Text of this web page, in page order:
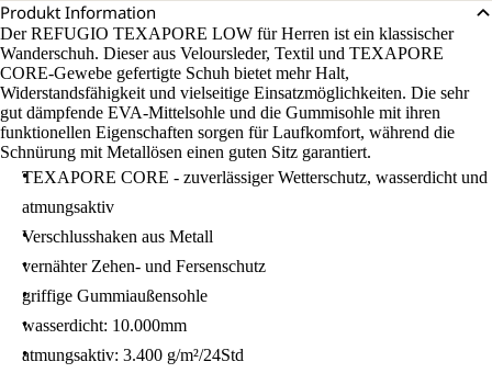
Produkt Information
Der REFUGIO TEXAPORE LOW für Herren ist ein klassischer
Wanderschuh. Dieser aus Veloursleder, Textil und TEXAPORE
CORE-Gewebe gefertigte Schuh bietet mehr Halt,
Widerstandsfähigkeit und vielseitige Einsatzmöglichkeiten. Die sehr
gut dämpfende EVA-Mittelsohle und die Gummisohle mit ihren
funktionellen Eigenschaften sorgen für Laufkomfort, während die
Schnürung mit Metallösen einen guten Sitz garantiert.
TEXAPORE CORE - zuverlässiger Wetterschutz, wasserdicht und
atmungsaktiv
Verschlusshaken aus Metall
vernähter Zehen- und Fersenschutz
griffige Gummiaußensohle
wasserdicht: 10.000mm
atmungsaktiv: 3.400 g/m²/24Std